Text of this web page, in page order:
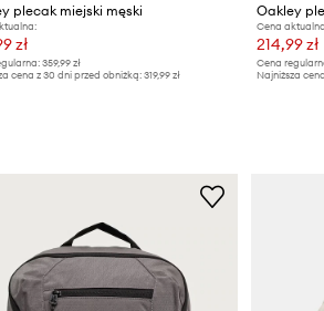
plecak miejski męski
zł
359,99 zł
cena z 30 dni przed obniżką: 319,99 zł
Oakley
Cena
214,99 zł
Cena
Najniższa